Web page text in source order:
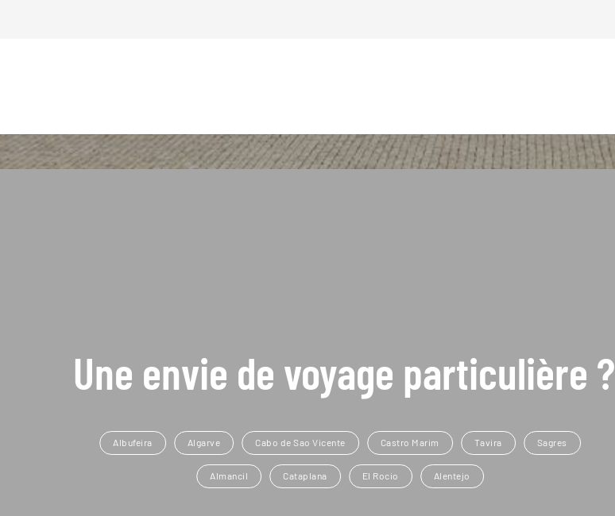
Une envie de voyage particulière ?
Albufeira Algarve Cabo de Sao Vicente Castro Marim Tavira Sagres
Almancil Cataplana El Rocio Alentejo